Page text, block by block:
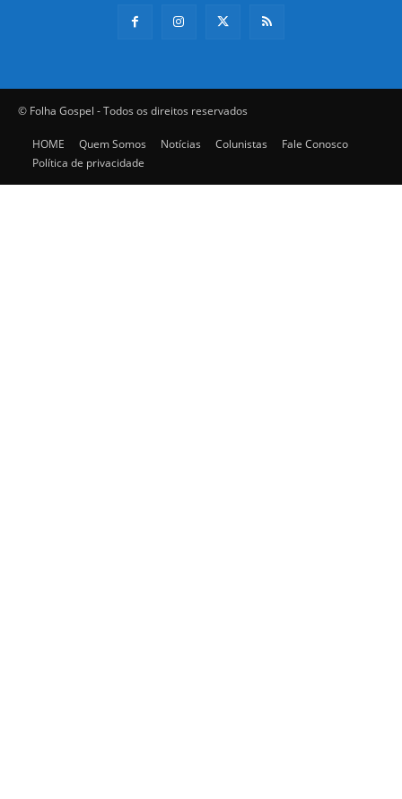
© Folha Gospel - Todos os direitos reservados
HOME Quem Somos Notícias Colunistas
Fale Conosco
Política de privacidade